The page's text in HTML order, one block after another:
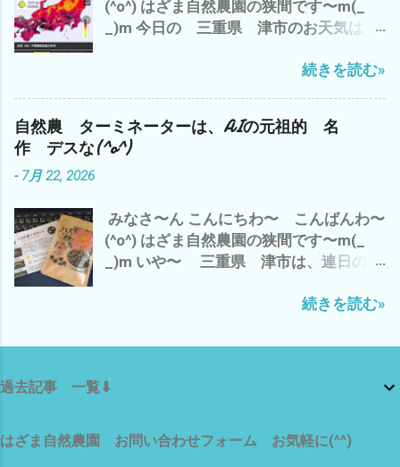
い出したのが、 最近 不安定なAI関連株
キオクシアは、半値八掛け2割引の 大暴
晩は、 AIの牽引役のNVDIAも 3.5% 下
落 それに、引きずられて さすがの
S&P500 安定ETFもマイナス(*´ω｀*) こ
りゃ〜 今晩のアメリカ市場に 目が離せ
ません な^^; まっ そんな 下世話な世
草刈りを 自分の手に負えないことに 一
喜一憂するのでは、 なく、 自分のできる
ことを コツコツと それが、 精神的に
ますm(_ _)m それでは、 また マヨちゃ
(^o^)
(^o^) はざま自然農園の狭間です〜m(_
_)m 今日の 三重県 津市のお天気は？
前中は、 梅干し用のシソと シソジュー
神田新規開拓畑の草刈り 午後から、 雲出
自然農園の畑の見回りと周辺の草刈りを
楽しみにしていた 黒小玉スイカが〜〜
なんか？ 長いモノが・・・・・・・・
こっ コレは？ もしかして、 トカゲの
シッポ(*´ω｀*) ネコのマヨちゃんの収穫
の効いた部屋で ブログアップと プライ
っぱ、熱射病で 畑で倒れて
で(*´ω｀*) 皆様も、決して無理なさらず
みましょ〜〜(^o^) では、 またm(_ _)m
続きを読む»
自然農 ターミネーターは、AIの元祖的 名
作 デスな(^o^)
- 7月 22, 2026
みなさ〜ん こんにちわ〜 こんばんわ〜
(^o^) はざま自然農園の狭間です〜m(_
_)m いや〜 三重県 津市は、連日の猛
んどん気温が上昇している〜(T_T) 昼間
´ω｀*) ってなわけで、 ムリせず、早々に
ログアップ中(^o^) ハスの種 12粒 発芽加
ト 育て方ガイド付き ビオトープ 今日
は、 アマゾンさんから来ました。 ハス
続きを読む»
過去記事 一覧⬇
はざま自然農園 お問い合わせフォーム お気軽に(^^)